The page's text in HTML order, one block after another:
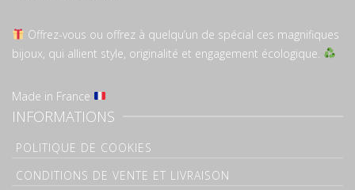
Offrez-vous ou offrez à quelqu’un de spécial ces magnifiques
bijoux, qui allient style, originalité et engagement écologique.
Made in France
INFORMATIONS
POLITIQUE DE COOKIES
CONDITIONS DE VENTE ET LIVRAISON